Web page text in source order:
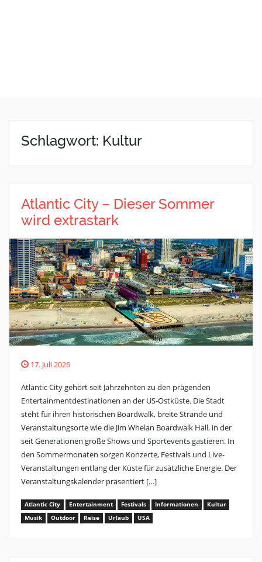
Schlagwort: Kultur
Atlantic City – Dieser Sommer
wird extrastark
17. Juli 2026
Atlantic City gehört seit Jahrzehnten zu den prägenden
Entertainmentdestinationen an der US-Ostküste. Die Stadt
steht für ihren historischen Boardwalk, breite Strände und
Veranstaltungsorte wie die Jim Whelan Boardwalk Hall, in der
seit Generationen große Shows und Sportevents gastieren. In
den Sommermonaten sorgen Konzerte, Festivals und Live-
Veranstaltungen entlang der Küste für zusätzliche Energie. Der
Veranstaltungskalender präsentiert […]
Atlantic City Entertainment Festivals Informationen
Kultur
Musik
Outdoor Reise Urlaub USA